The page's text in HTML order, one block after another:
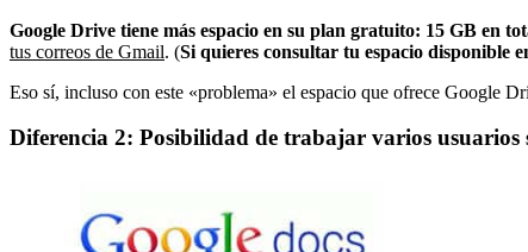
Google Drive tiene más espacio en su plan gratuito: 15 GB en
tus correos de Gmail. (Si quieres consultar tu espacio disponible
Eso sí, incluso con este «problema» el espacio que ofrece Google
Diferencia 2: Posibilidad de trabajar varios usuarios